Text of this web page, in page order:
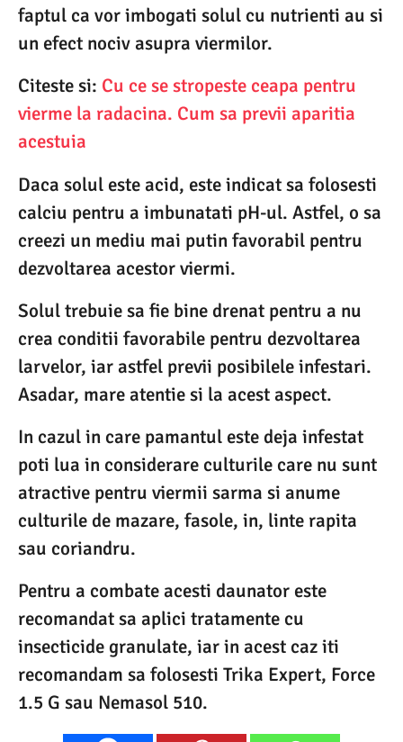
faptul ca vor imbogati solul cu nutrienti au si
un efect nociv asupra viermilor.
Citeste si: Cu ce se stropeste ceapa pentru
vierme la radacina. Cum sa previi aparitia
acestuia
Daca solul este acid, este indicat sa folosesti
calciu pentru a imbunatati pH-ul. Astfel, o sa
creezi un mediu mai putin favorabil pentru
dezvoltarea acestor viermi.
Solul trebuie sa fie bine drenat pentru a nu
crea conditii favorabile pentru dezvoltarea
larvelor, iar astfel previi posibilele infestari.
Asadar, mare atentie si la acest aspect.
In cazul in care pamantul este deja infestat
poti lua in considerare culturile care nu sunt
atractive pentru viermii sarma si anume
culturile de mazare, fasole, in, linte rapita
sau coriandru.
Pentru a combate acesti daunator este
recomandat sa aplici tratamente cu
insecticide granulate, iar in acest caz iti
recomandam sa folosesti Trika Expert, Force
1.5 G sau Nemasol 510.